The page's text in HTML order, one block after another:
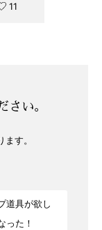
11
い。
す。
道具が欲し
った！